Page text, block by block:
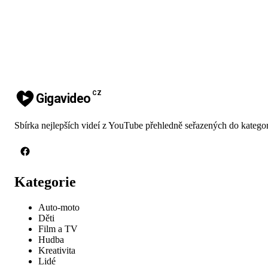
Gigavideo CZ
Sbírka nejlepších videí z YouTube přehledně seřazených do
Kategorie
Auto-moto
Děti
Film a TV
Hudba
Kreativita
Lidé